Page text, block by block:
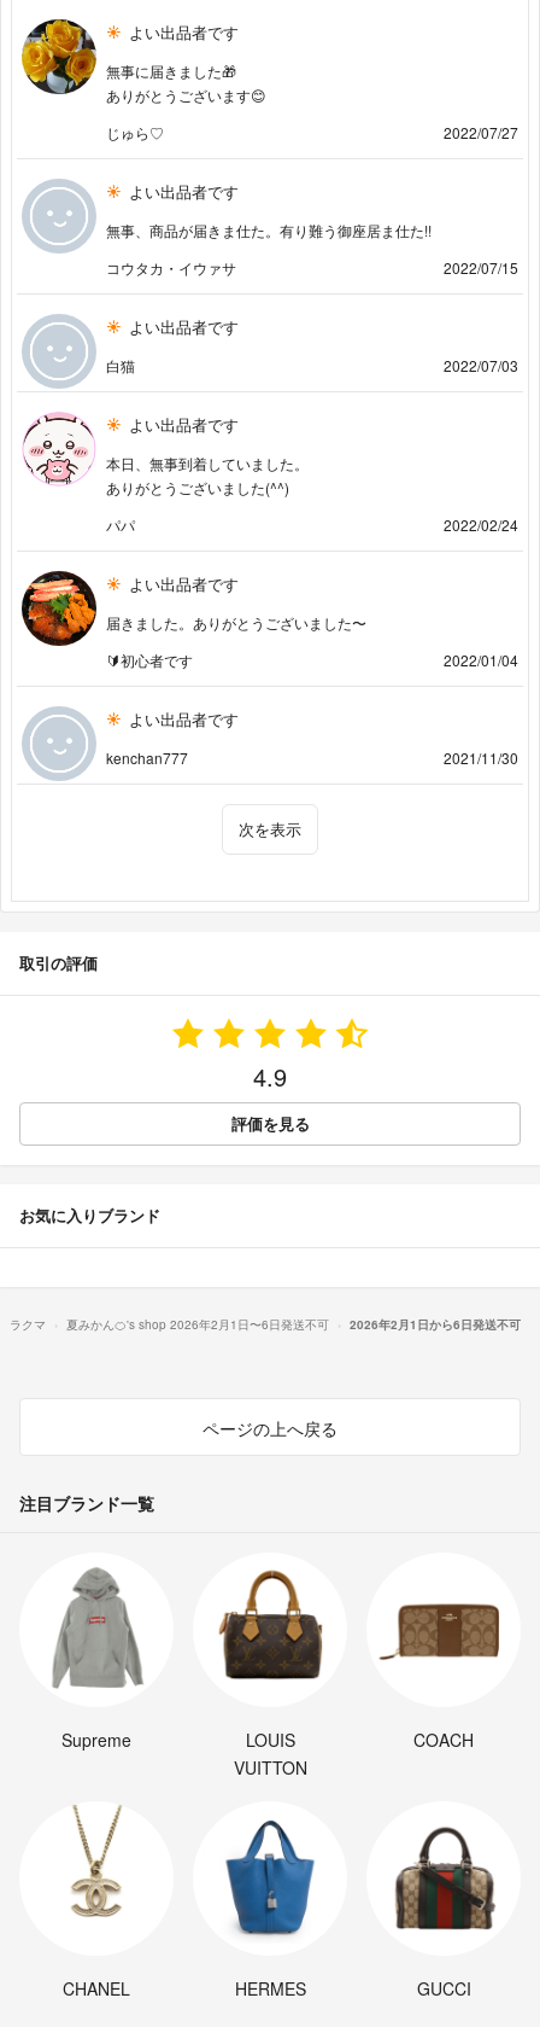
よい出品者です
無事に届きました🎁
ありがとうございます😊
じゅら♡
2022/07/27
よい出品者です
無事、商品が届きま仕た。有り難う御座居ま仕た!!
コウタカ・イウァサ
2022/07/15
よい出品者です
白猫 2022/07/03
よい出品者です
本日、無事到着していました。
ありがとうございました(^^)
パパ
2022/02/24
よい出品者です
届きました。ありがとうございました〜
🔰初心者です
2022/01/04
よい出品者です
kenchan777 2021/11/30
次を表示
取引の評価
4.9
評価を見る
お気に入りブランド
ラクマ 夏みかん🍊's shop 2026年2月1日〜6日発送不可 2026年2月1日から6日発送不可
ページの上へ戻る
注目ブランド一覧
Supreme
LOUIS
VUITTON
COACH
CHANEL HERMES GUCCI